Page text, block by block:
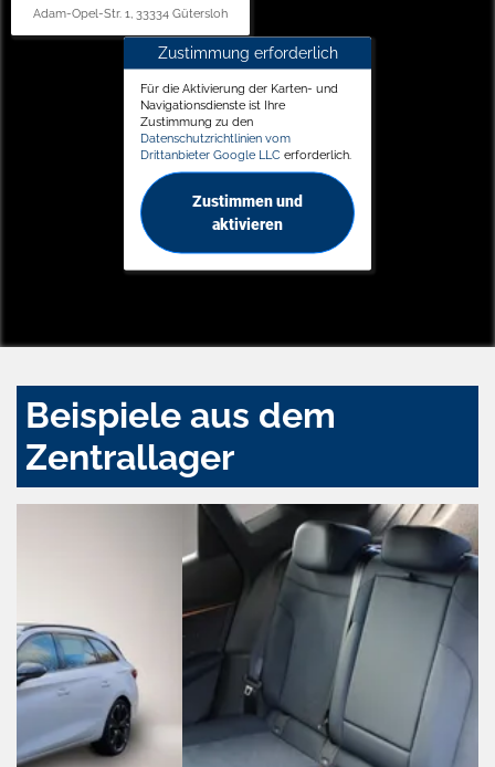
Adam-Opel-Str. 1, 33334 Gütersloh
Zustimmung erforderlich
Für die Aktivierung der Karten- und
Navigationsdienste ist Ihre
Zustimmung zu den
Datenschutzrichtlinien vom
Drittanbieter Google LLC erforderlich.
Zustimmen und
aktivieren
Beispiele aus dem
Zentrallager